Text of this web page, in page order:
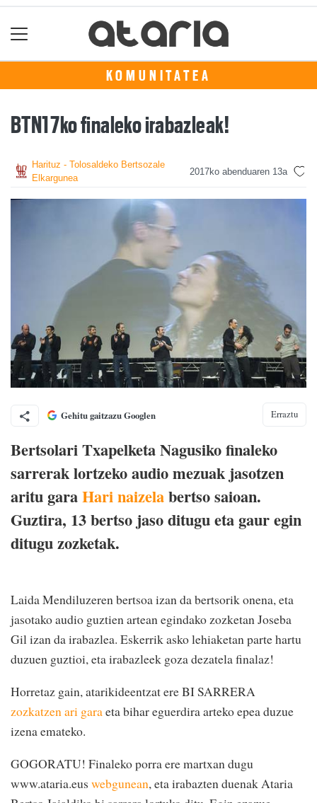
KOMUNITATEA
BTN17ko finaleko irabazleak!
Harituz - Tolosaldeko Bertsozale
Elkargunea
2017ko abenduaren 13a
Gehitu gaitzazu Googlen Erraztu
Bertsolari Txapelketa Nagusiko finaleko
sarrerak lortzeko audio mezuak jasotzen
aritu garaHari naizelabertso saioan.
Guztira, 13 bertso jaso ditugu eta gaur egin
ditugu zozketak.
Laida Mendiluzeren bertsoa izan da bertsorik onena, eta
jasotako audio guztien artean egindako zozketan Joseba
Gil izan da irabazlea. Eskerrik asko lehiaketan parte hartu
duzuen guztioi, eta irabazleek goza dezatela finalaz!
Horretaz gain, atarikideentzat ere BI SARRERA
zozkatzen ari garaeta bihar eguerdira arteko epea duzue
izena emateko.
GOGORATU! Finaleko porra ere martxan dugu
www.ataria.eus webgunean, eta irabazten duenak Ataria